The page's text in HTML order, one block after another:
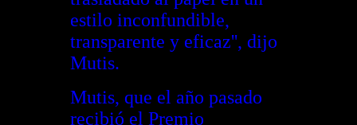
estilo inconfundible,
transparente y eficaz'', dijo
Mutis.
Mutis, que el año pasado
recibió el Premio